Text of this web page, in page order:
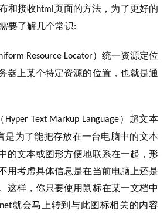
和接收html页面的方法，为了更好的
要了解几个常识:
Resource Locator）统一资源定位
器上某个特定资源的位置，也就是通
（ Hyper Text Markup Language）超文本
是为了能把存放在一台电脑中的文本
的文本或图形方便地联系在一起，形
用考虑具体信息是在当前电脑上还是
这样，你只要使用鼠标在某一文档中
就会马上转到与此图标相关的内容